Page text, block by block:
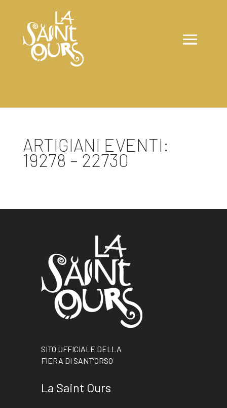
ARTIGIANI EVENTI:
19278 – 22730
SITO UFFICIALE DELLA
FIERA DI SANT’ORSO
La Saint Ours